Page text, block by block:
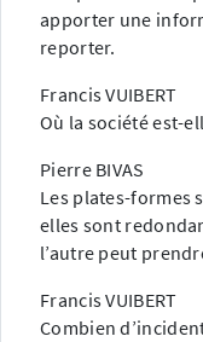
apporter une
reporter.
Francis VUIBERT
Où la société est-
Pierre BIVAS
Les plates-formes
elles sont
l’autre peut
Francis VUIBERT
Combien